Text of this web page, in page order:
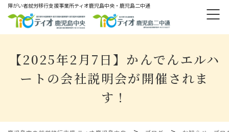
障がい者就労移⾏⽀援事業所ティオ⿅児島中央・鹿児島二中通
【2025年2月7日】かんでんエルハ
ートの会社説明会が開催されま
す！